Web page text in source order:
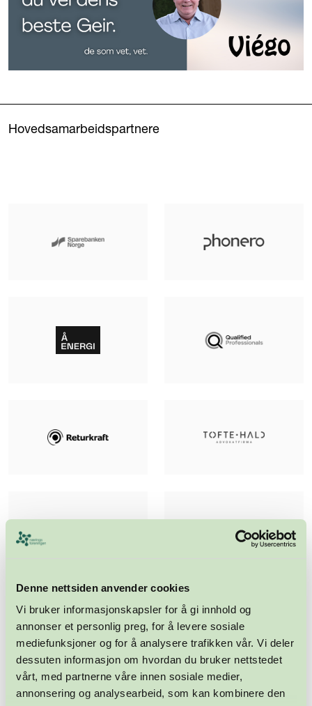
Denne nettsiden anvender cookies
Vi bruker informasjonskapsler for å gi innhold og
annonser et personlig preg, for å levere sosiale
mediefunksjoner og for å analysere trafikken vår. Vi deler
dessuten informasjon om hvordan du bruker nettstedet
vårt, med partnerne våre innen sosiale medier,
annonsering og analysearbeid, som kan kombinere den
Hovedsamarbeidspartnere